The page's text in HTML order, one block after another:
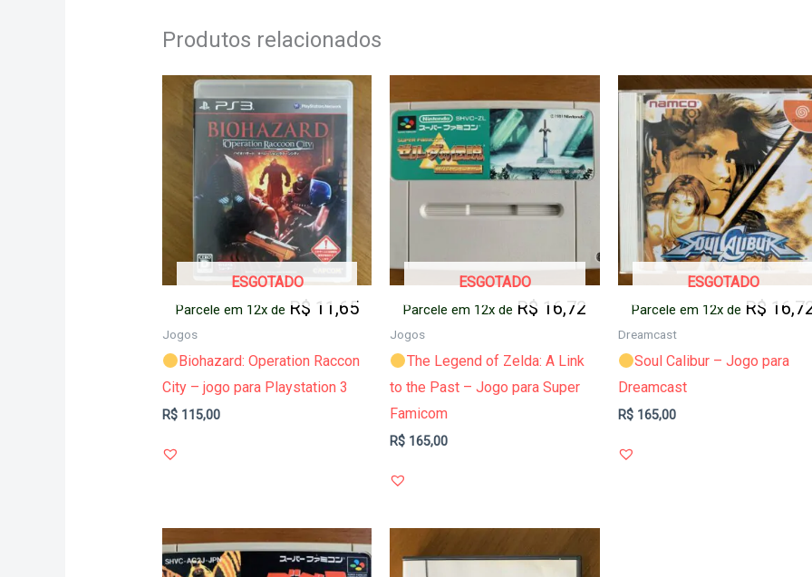
Produtos relacionados
ESGOTADO
Parcele em 12x de R$ 11,65
Jogos
Biohazard: Operation Raccon
City – jogo para Playstation 3
R$115,00
ESGOTADO
Parcele em 12x de R$ 16,72
Jogos
The Legend of Zelda: A Link
to the Past – Jogo para Super
Famicom
R$ 165,00
ESGOTADO
Parcele em 12x de R$
Dreamcast
Soul Calibur – Jogo para
Dreamcast
R$ 165,00